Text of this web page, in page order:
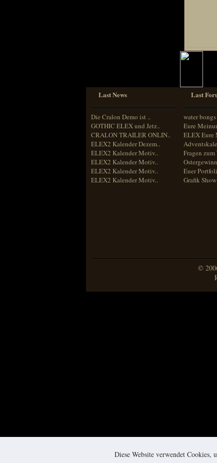
Diese Website verwendet Cookies,
Last News
Die Cralon Demo ist ..
GOTHIC ELEX und Jetz..
CRALON TRAILER ONLIN..
ELEX2 Kalender Dezem..
ELEX2 Kalender Motiv..
ELEX2 Kalender Motiv..
ELEX2 Kalender Motiv..
ELEX2 Kalender Motiv..
Last
water
Eure
ELEX Eure
Fragen zum
Euer
Grafik Show
©